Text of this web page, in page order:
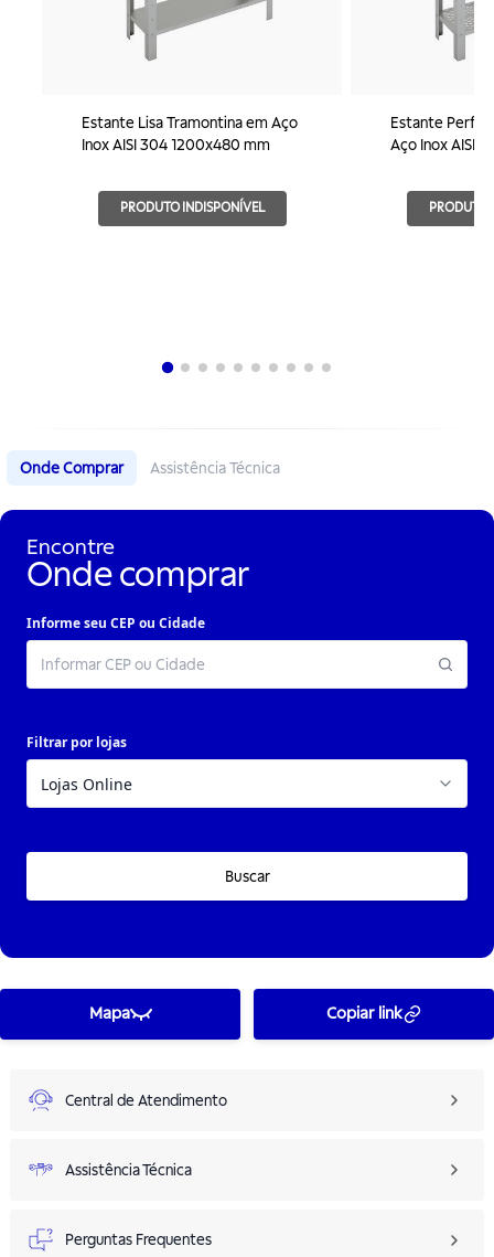
Estante Lisa Tramontina em Aço
Inox AISI 304 1200x480 mm
PRODUTO INDISPONÍVEL
Estante
Aço Inox AISI
PRODUTO
Onde Comprar Assistência Técnica
Encontre
Onde comprar
Informe seu CEP ou Cidade
Filtrar por lojas
Buscar
Mapa Copiar link
Central de Atendimento
Assistência Técnica
Perguntas Frequentes